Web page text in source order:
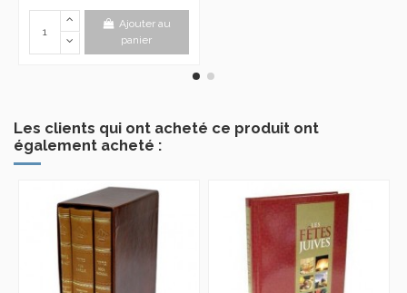
Ajouter au
panier
Les clients qui ont acheté ce produit ont
également acheté :